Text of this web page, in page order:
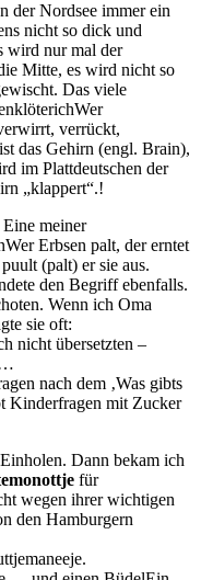
der Nordsee immer ein
nicht so dick und
wird nur mal der
Mitte, es wird nicht so
Das viele
Wer
verrückt,
das Gehirn (engl. Brain),
im Plattdeutschen der
klappert .!
meiner
Wer Erbsen palt, der erntet
(palt) er sie aus.
den Begriff ebenfalls.
Wenn ich Oma
sie oft:
nicht übersetzten –
nach dem Was gibts
Kinderfragen mit Zucker
Dann bekam ich
für
wegen ihrer wichtigen
den Hamburgern